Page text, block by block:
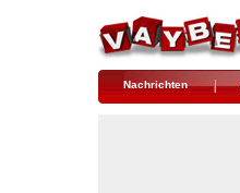
Nachrichten